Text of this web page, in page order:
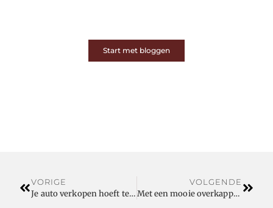
Start met bloggen
VORIGE
Je auto verkopen hoeft tegenwoordig helemaal niet meer zo moeilijk te zijn
VOLGENDE
Met een mooie overkapping geniet u het hele jaar door